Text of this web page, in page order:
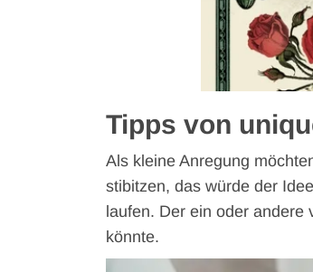
Tipps von
Als kleine Anregung
stibitzen, das würde der
laufen. Der ein oder
könnte.